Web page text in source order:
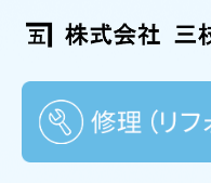
企業情報